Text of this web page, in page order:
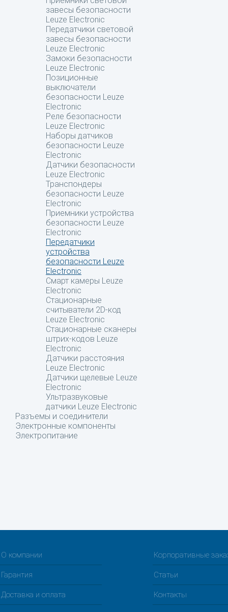
завесы безопасности
Leuze Electronic
Передатчики световой
завесы безопасности
Leuze Electronic
Замоки безопасности
Leuze Electronic
Позиционные
выключатели
безопасности Leuze
Electronic
Реле безопасности
Leuze Electronic
Наборы датчиков
безопасности Leuze
Electronic
Датчики безопасности
Leuze Electronic
Транспондеры
безопасности Leuze
Electronic
Приемники устройства
безопасности Leuze
Electronic
Передатчики
устройства
безопасности Leuze
Electronic
Смарт камеры Leuze
Electronic
Стационарные
считыватели 2D-код
Leuze Electronic
Стационарные сканеры
штрих-кодов Leuze
Electronic
Датчики расстояния
Leuze Electronic
Датчики щелевые Leuze
Electronic
Ультразвуковые
датчики Leuze Electronic
Разъемы и соединители
Электронные компоненты
Электропитание
О компании Корпоративные
Гарантия Статьи
Доставка и оплата Контакты